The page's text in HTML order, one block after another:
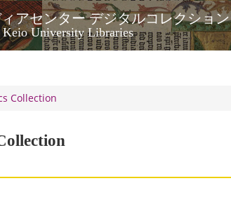
アセンター デジタルコレクション
University Libraries
Collection